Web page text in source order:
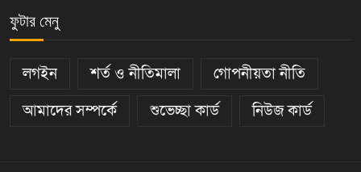
ফুটার মেনু
লগইন শর্ত ও নীতিমালা
গোপনীয়তা নীতি
আমাদের সম্পর্কে
শুভেচ্ছা কার্ড নিউজ কার্ড